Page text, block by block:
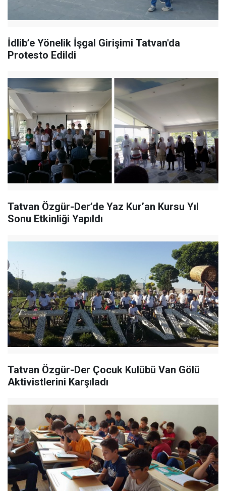
İdlib’e Yönelik İşgal Girişimi Tatvan'da
Protesto Edildi
Tatvan Özgür-Der’de Yaz Kur’an Kursu Yıl
Sonu Etkinliği Yapıldı
Tatvan Özgür-Der Çocuk Kulübü Van Gölü
Aktivistlerini Karşıladı